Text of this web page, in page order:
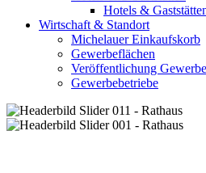
Hotels &
Wirtschaft & Standort
Michelauer Einkaufskorb
Gewerbeflächen
Veröffentlichung
Gewerbebetriebe